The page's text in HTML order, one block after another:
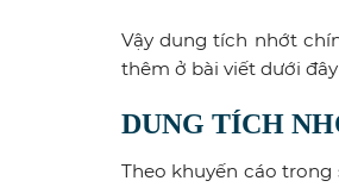
Vậy dung tích nhớt
thêm ở bài viết dưới
DUNG TÍCH
Theo khuyến cáo trong